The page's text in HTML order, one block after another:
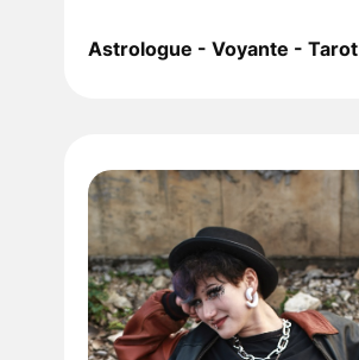
Astrologue - Voyante - Tarot